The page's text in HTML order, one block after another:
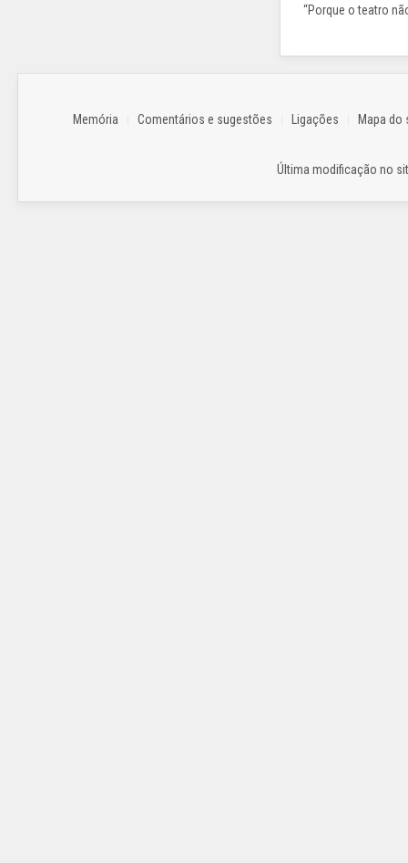
“Porque o teatro
Memória Comentários e sugestões Ligações Mapa do
Última modificação no